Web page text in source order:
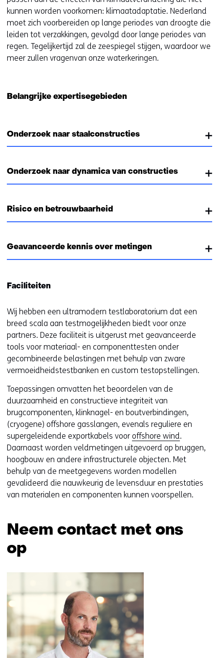
kunnen worden voorkomen: klimaatadaptatie. Nederland
moet zich voorbereiden op lange periodes van droogte die
leiden tot verzakkingen, gevolgd door lange periodes van
regen. Tegelijkertijd zal de zeespiegel stijgen, waardoor we
meer zullen vragenvan onze waterkeringen.
Belangrijke expertisegebieden
Onderzoek naar staalconstructies
Onderzoek naar dynamica van constructies
Risico en betrouwbaarheid
Geavanceerde kennis over metingen
Faciliteiten
Wij hebben een ultramodern testlaboratorium dat een
breed scala aan testmogelijkheden biedt voor onze
partners. Deze faciliteit is uitgerust met geavanceerde
tools voor materiaal- en componenttesten onder
gecombineerde belastingen met behulp van zware
vermoeidheidstestbanken en custom testopstellingen.
Toepassingen omvatten het beoordelen van de
duurzaamheid en constructieve integriteit van
brugcomponenten, klinknagel- en boutverbindingen,
(cryogene) offshore gasslangen, evenals reguliere en
supergeleidende exportkabels voor offshore wind .
Daarnaast worden veldmetingen uitgevoerd op bruggen,
hoogbouw en andere infrastructurele objecten. Met
behulp van de meetgegevens worden modellen
gevalideerd die nauwkeurig de levensduur en prestaties
van materialen en componenten kunnen voorspellen.
Neem contact met ons
op
over
(Neem
contact
met
ons
op)